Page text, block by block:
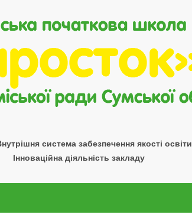
система забезпечення якості освіти
Інноваційна діяльність закладу